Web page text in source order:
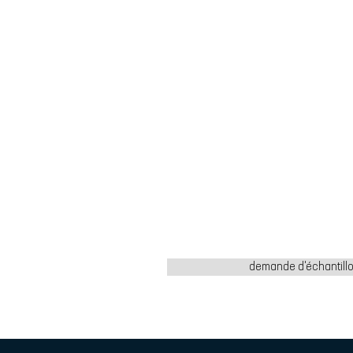
demande